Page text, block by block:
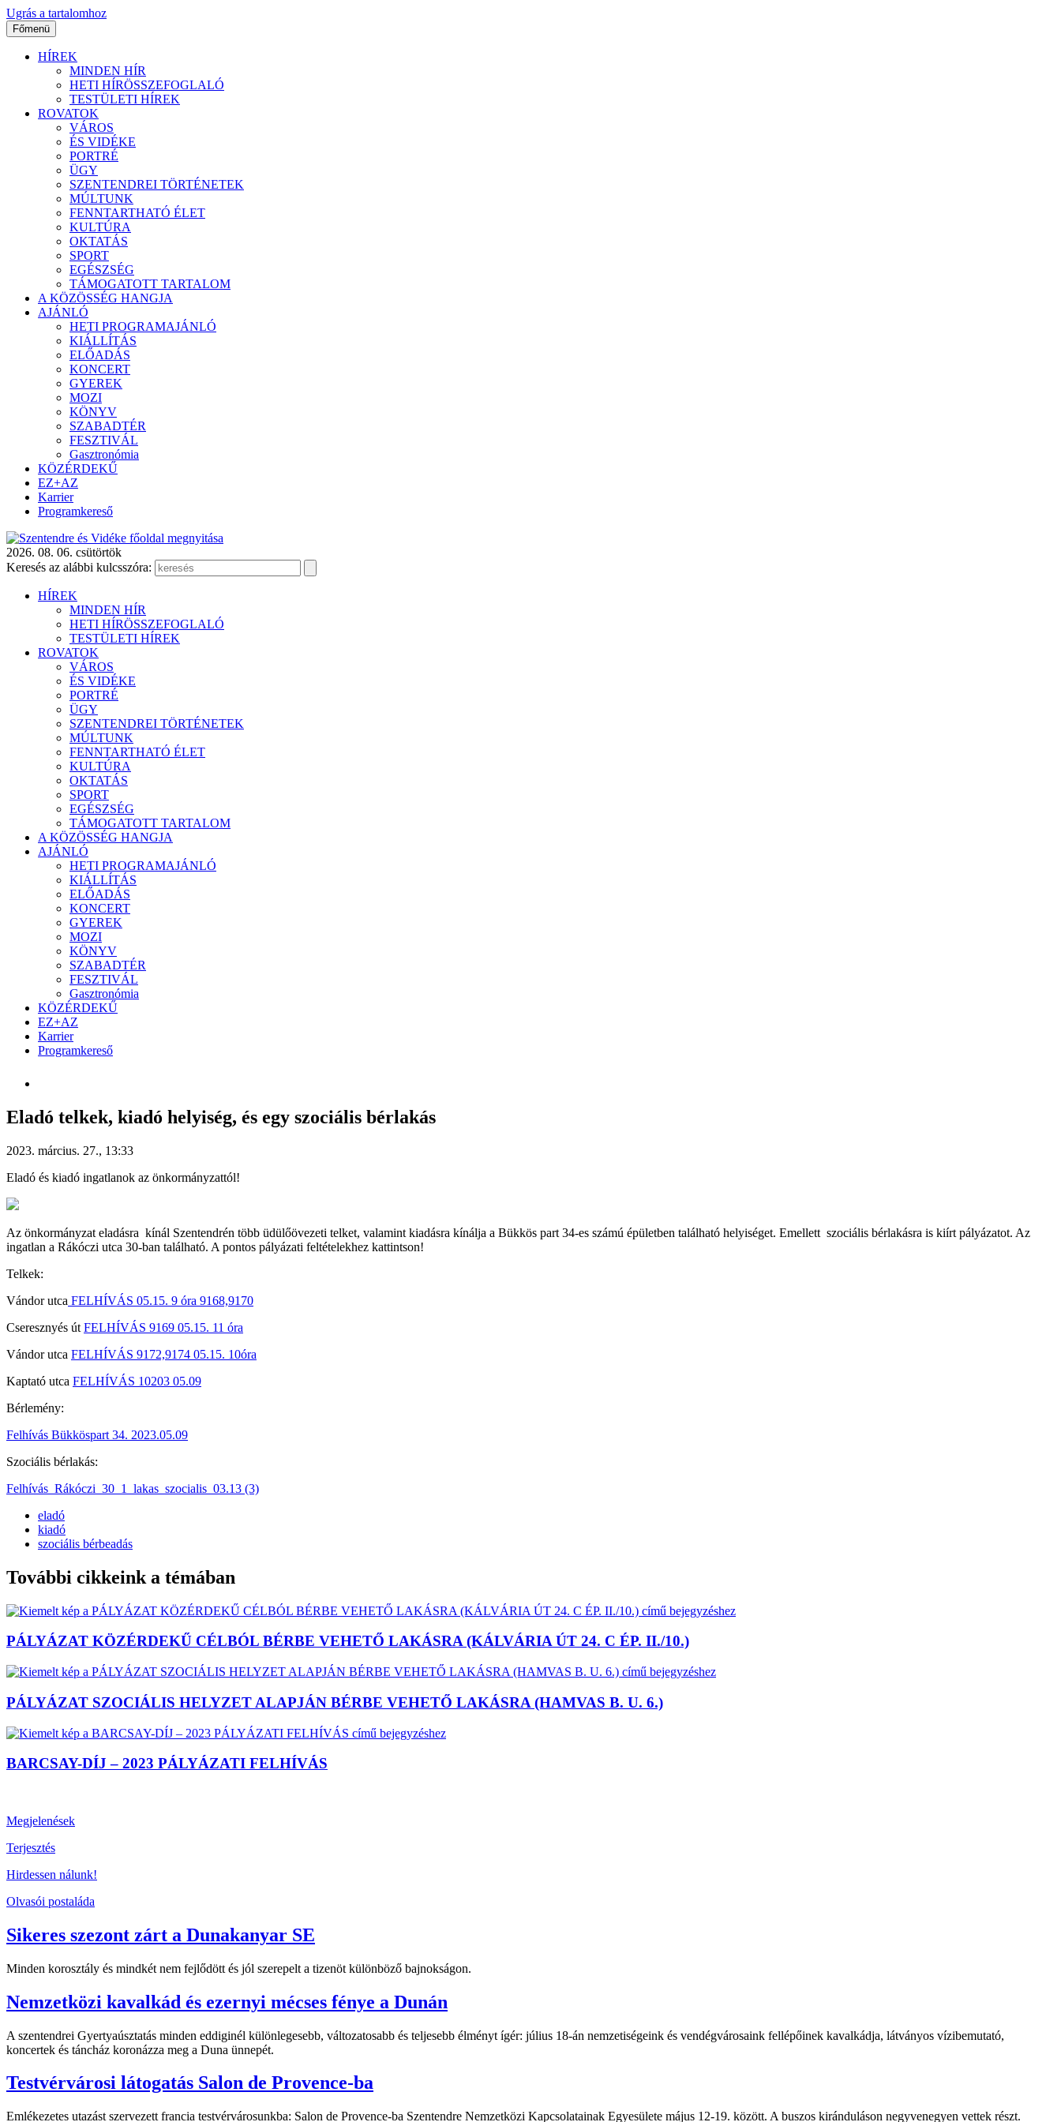
Ugrás a tartalomhoz
Főmenü
HÍREK
MINDEN HÍR
HETI HÍRÖSSZEFOGLALÓ
TESTÜLETI HÍREK
ROVATOK
VÁROS
ÉS VIDÉKE
PORTRÉ
ÜGY
SZENTENDREI TÖRTÉNETEK
MÚLTUNK
FENNTARTHATÓ ÉLET
KULTÚRA
OKTATÁS
SPORT
EGÉSZSÉG
TÁMOGATOTT TARTALOM
A KÖZÖSSÉG HANGJA
AJÁNLÓ
HETI PROGRAMAJÁNLÓ
KIÁLLÍTÁS
ELŐADÁS
KONCERT
GYEREK
MOZI
KÖNYV
SZABADTÉR
FESZTIVÁL
Gasztronómia
KÖZÉRDEKŰ
EZ+AZ
Karrier
Programkereső
2026. 08. 06. csütörtök
Keresés az alábbi kulcsszóra:
HÍREK
MINDEN HÍR
HETI HÍRÖSSZEFOGLALÓ
TESTÜLETI HÍREK
ROVATOK
VÁROS
ÉS VIDÉKE
PORTRÉ
ÜGY
SZENTENDREI TÖRTÉNETEK
MÚLTUNK
FENNTARTHATÓ ÉLET
KULTÚRA
OKTATÁS
SPORT
EGÉSZSÉG
TÁMOGATOTT TARTALOM
A KÖZÖSSÉG HANGJA
AJÁNLÓ
HETI PROGRAMAJÁNLÓ
KIÁLLÍTÁS
ELŐADÁS
KONCERT
GYEREK
MOZI
KÖNYV
SZABADTÉR
FESZTIVÁL
Gasztronómia
KÖZÉRDEKŰ
EZ+AZ
Karrier
Programkereső
Eladó telkek, kiadó helyiség, és egy szociális bérlakás
2023. március. 27., 13:33
Eladó és kiadó ingatlanok az önkormányzattól!
Az önkormányzat eladásra kínál Szentendrén több üdülőövezeti telket, valamint kiadásra kínálja a Bükkös part 34-es számú épületben található helyiséget. Emellett szociális bérlakásra is kiírt pályázatot. Az
ingatlan a Rákóczi utca 30-ban található. A pontos pályázati feltételekhez kattintson!
Telkek:
Vándor utca FELHÍVÁS 05.15. 9 óra 9168,9170
Cseresznyés út FELHÍVÁS 9169 05.15. 11 óra
Vándor utca FELHÍVÁS 9172,9174 05.15. 10óra
Kaptató utca FELHÍVÁS 10203 05.09
Bérlemény:
Felhívás Bükköspart 34. 2023.05.09
Szociális bérlakás:
Felhívás_Rákóczi_30_1_lakas_szocialis_03.13 (3)
eladó
kiadó
szociális bérbeadás
További cikkeink a témában
PÁLYÁZAT KÖZÉRDEKŰ CÉLBÓL BÉRBE VEHETŐ LAKÁSRA (KÁLVÁRIA ÚT 24. C ÉP. II./10.)
PÁLYÁZAT SZOCIÁLIS HELYZET ALAPJÁN BÉRBE VEHETŐ LAKÁSRA (HAMVAS B. U. 6.)
BARCSAY-DÍJ – 2023 PÁLYÁZATI FELHÍVÁS
Megjelenések
Terjesztés
Hirdessen nálunk!
Olvasói postaláda
Sikeres szezont zárt a Dunakanyar SE
Minden korosztály és mindkét nem fejlődött és jól szerepelt a tizenöt különböző bajnokságon.
Nemzetközi kavalkád és ezernyi mécses fénye a Dunán
A szentendrei Gyertyaúsztatás minden eddiginél különlegesebb, változatosabb és teljesebb élményt ígér: július 18-án nemzetiségeink és vendégvárosaink fellépőinek kavalkádja, látványos vízibemutató,
koncertek és táncház koronázza meg a Duna ünnepét.
Testvérvárosi látogatás Salon de Provence-ba
Emlékezetes utazást szervezett francia testvérvárosunkba: Salon de Provence-ba Szentendre Nemzetközi Kapcsolatainak Egyesülete május 12-19. között. A buszos kiránduláson negyvenegyen vettek részt.